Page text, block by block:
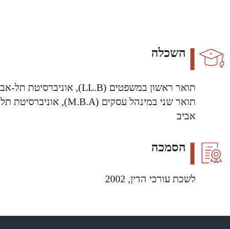
השכלה
תואר ראשון במשפטים (LL.B), אוניברסיטת תל-אביב
תואר שני במינהל עסקים (M.B.A), אוניברסיטת תל
אביב
הסמכה
לשכת עורכי הדין, 2002